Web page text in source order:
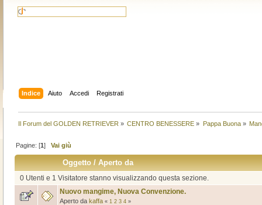
Indice Aiuto Accedi Registrati
Il Forum del GOLDEN RETRIEVER » CENTRO BENESSERE » Pappa Buona»
Pagine: [1]Vai giù
Oggetto/Aperto da
0 Utenti e 1 Visitatore stanno visualizzando questa sezione.
Nuovo mangime, Nuova Convenzione.
Aperto da kaffa « 1 2 3 4»